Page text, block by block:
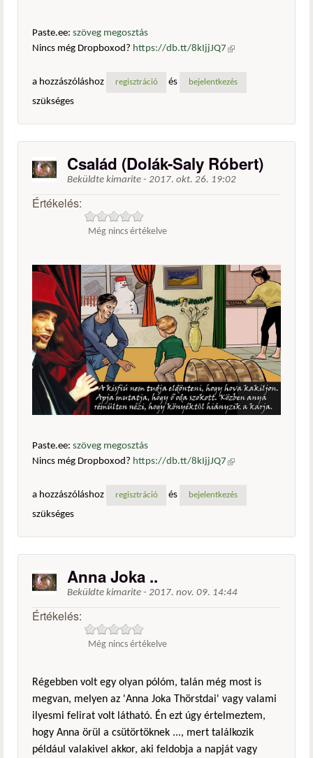
Paste.ee: szöveg megosztás
Nincs még Dropboxod? https://db.tt/8kIjjJQ7 (külső
a hozzászóláshoz
regisztráció és bejelentkezés
szükséges
Család (Dolák-Saly Róbert)
Beküldte kimarite - 2017. okt. 26. 19:02
Értékelés:
Még nincs értékelve
Paste.ee: szöveg megosztás
Nincs még Dropboxod? https://db.tt/8kIjjJQ7 (külső
a hozzászóláshoz
regisztráció és bejelentkezés
szükséges
Anna Joka ..
Beküldte kimarite - 2017. nov. 09. 14:44
Értékelés:
Még nincs értékelve
Régebben volt egy olyan pólóm, talán még most is
megvan, melyen az 'Anna Joka Thörstdai' vagy valami
ilyesmi felirat volt látható. Én ezt úgy értelmeztem,
hogy Anna örül a csütörtöknek ..., mert találkozik
például valakivel akkor, aki feldobja a napját vagy